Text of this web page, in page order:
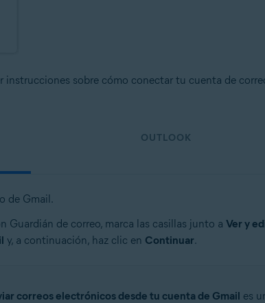
sobre cómo conectar tu cuenta de
OUTLOOK
de Gmail.
Guardián de correo, marca las casillas junto a Ver y
y, a continuación, haz clic en Continuar.
correos electrónicos desde tu cuenta de Gmail es